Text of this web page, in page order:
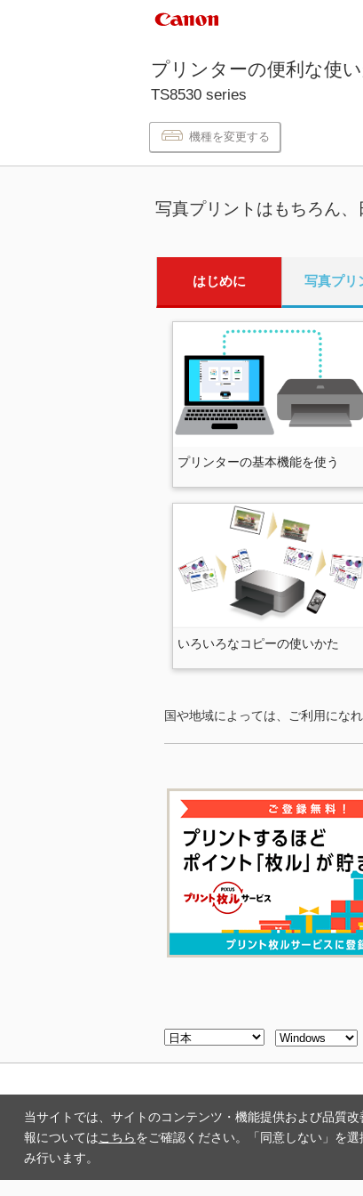
当サイトでは、サイトのコンテンツ・機能提供および品質
報についてはこちらをご確認ください。「同意しない」を
み行います。
プリンターの便利な使
TS8530 series
機種を変更する
写真プリントはもちろん
はじめに 写真プリ
いろいろなコピーの使いかた
プリンターの基本機能を使う
国や地域によっては、ご利用にな